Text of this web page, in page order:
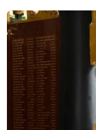
Quản lý
quyền của
01/10/2019 01:46
Đại diện Bộ